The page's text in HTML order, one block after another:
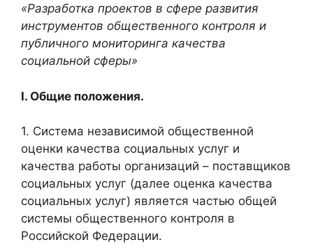
«Разработка проектов в сфере развития
инструментов общественного контроля и
публичного мониторинга качества
социальной сферы»
I. Общие положения.
1. Система независимой общественной
оценки качества социальных услуг и
качества работы организаций – поставщиков
социальных услуг (далее оценка качества
социальных услуг) является частью общей
системы общественного контроля в
Российской Федерации.